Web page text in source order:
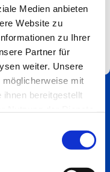
Medien anbieten
Website zu
zu Ihrer
Partner für
weiter. Unsere
mit
bereitgestellt